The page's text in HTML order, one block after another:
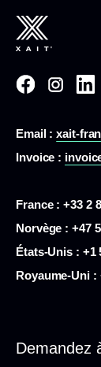
Email : xait-
Invoice :
France : +33 2
Norvège : +47
États-Unis : +1
Royaume-Uni :
Demandez